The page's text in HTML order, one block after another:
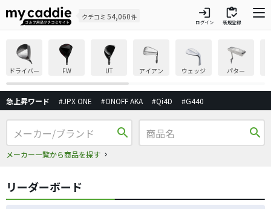
クチコミ 54,060件 login
ログイン
inventory
新規登録
ドライバー FW UT アイアン ウェッジ パター
急上昇ワード #JPX ONE #ONOFF AKA #Qi4D #G440
search
メーカー一覧から商品を探す
search
リーダーボード